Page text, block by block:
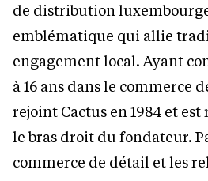
de distribution
emblématique qui allie
engagement local. Ayant
à 16 ans dans le commerce
rejoint Cactus en 1984 et
le bras droit du fondateur.
commerce de détail et les